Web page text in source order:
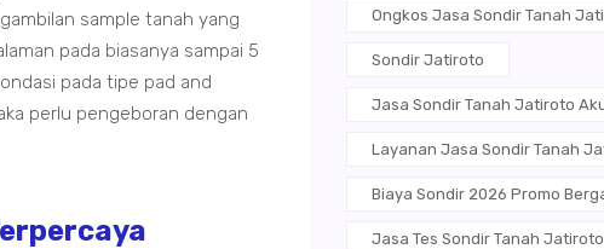
sample tanah yang
pada biasanya sampai 5
pada tipe pad and
perlu pengeboran dengan
Ongkos Jasa Sondir Tanah
Sondir Jatiroto
Jasa Sondir Tanah Jatiroto
Layanan Jasa Sondir Tanah
Biaya Sondir 2026 Promo
Jasa Tes Sondir Tanah Jatiroto